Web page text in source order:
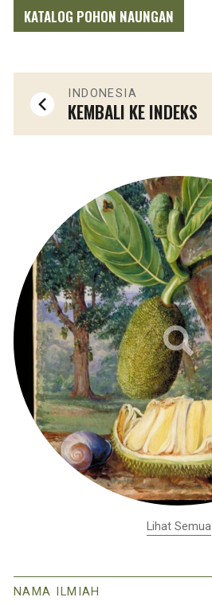
KATALOG POHON NAUNGAN
INDONESIA
KEMBALI KE INDEKS
Lihat Semua
NAMA ILMIAH